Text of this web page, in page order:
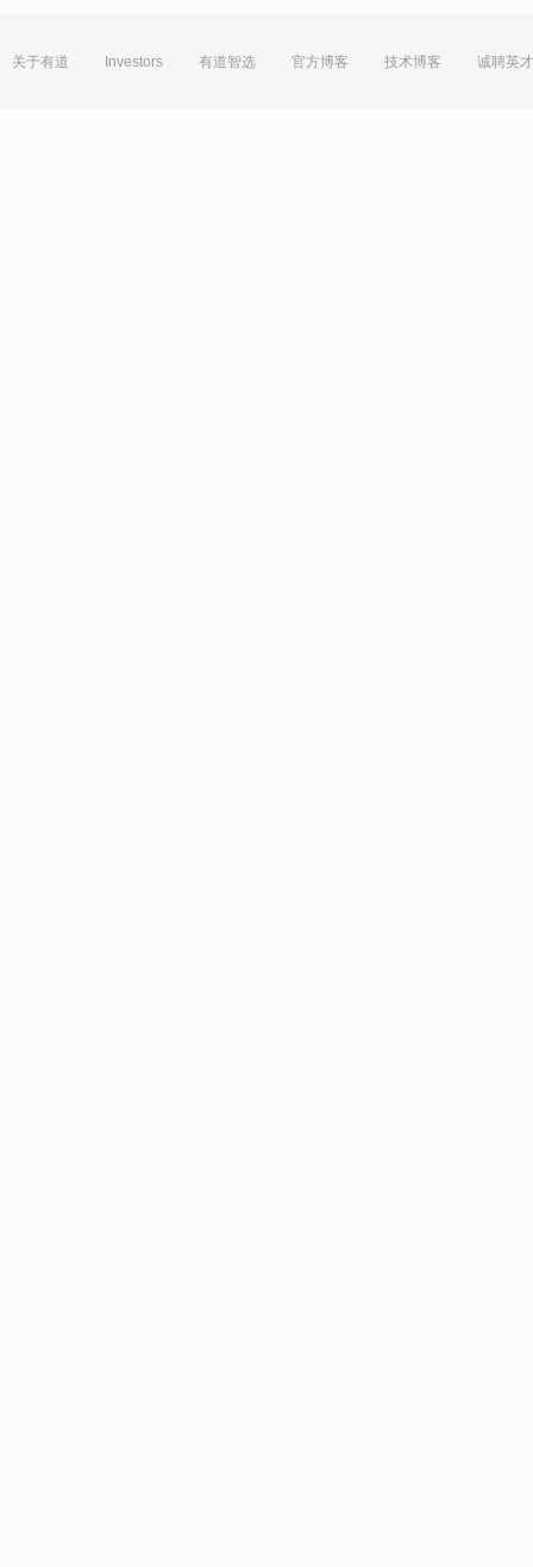
关于有道 Investors 有道智选 官方博客 技术博客 诚聘英才